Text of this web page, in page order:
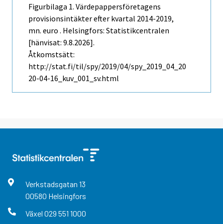
Figurbilaga 1. Värdepappersföretagens
provisionsintäkter efter kvartal 2014-2019,
mn. euro . Helsingfors: Statistikcentralen
[hänvisat: 9.8.2026].
Åtkomstsätt:
http://stat.fi/til/spy/2019/04/spy_2019_04_20
20-04-16_kuv_001_sv.html
Verkstadsgatan 13
00580 Helsingfors
Växel 029 551 1000